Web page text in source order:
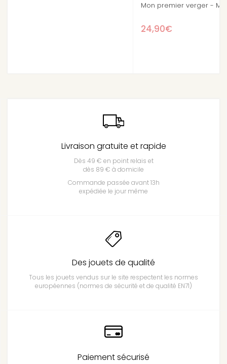
Mon premier verger - Mes premiers jeux Haba
Livraison gratuite et rapide
Dès 49 € en point relais et
dès 89 € à domicile
Commande passée avant 13h
expédiée le jour même
Des jouets de qualité
Tous les jouets vendus sur le site respectent les normes
européennes (normes de sécurité et de qualité EN71)
Paiement sécurisé